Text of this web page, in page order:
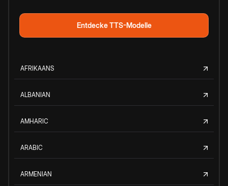
Entdecke TTS-Modelle
AFRIKAANS
ALBANIAN
AMHARIC
ARABIC
ARMENIAN